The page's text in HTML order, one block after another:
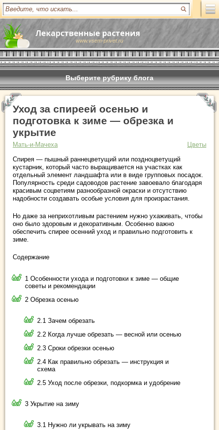
www.vsem-privet.ru
Выберите рубрику блога
Уход за спиреей осенью и
подготовка к зиме — обрезка и
укрытие
Мать-и-Мачеха
Цветы
Спирея — пышный раннецветущий или поздноцветущий
кустарник, который часто выращивается на участках как
отдельный элемент ландшафта или в виде групповых посадок.
Популярность среди садоводов растение завоевало благодаря
красивым соцветиям разнообразной окраски и отсутствию
надобности создавать особые условия для произрастания.
Но даже за неприхотливым растением нужно ухаживать, чтобы
оно было здоровым и декоративным. Особенно важно
обеспечить спирее осенний уход и правильно подготовить к
зиме.
Содержание
1 Особенности ухода и подготовки к зиме — общие
советы и рекомендации
2 Обрезка осенью
2.1 Зачем обрезать
2.2 Когда лучше обрезать — весной или осенью
2.3 Сроки обрезки осенью
2.4 Как правильно обрезать — инструкция и
схема
2.5 Уход после обрезки, подкормка и удобрение
3 Укрытие на зиму
3.1 Нужно ли укрывать на зиму